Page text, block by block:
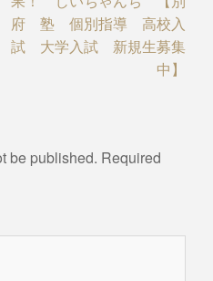
府 塾 個別指導 高校入
試 大学入試 新規生募集
中】
be published. Required